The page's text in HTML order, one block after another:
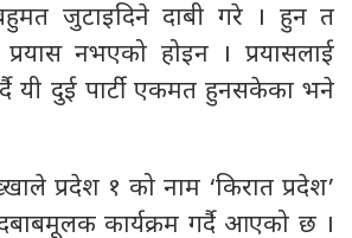
जुटाइदिने दाबी गरे । हुन त
नभएको होइन । प्रयासलाई
यी दुई पार्टी एकमत हुनसकेका भने
प्रदेश १ को नाम ‘किरात प्रदेश’
कार्यक्रम गर्दै आएको छ ।